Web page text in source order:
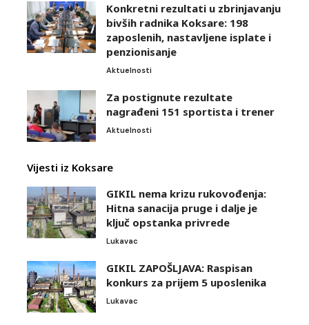
Konkretni rezultati u zbrinjavanju
bivših radnika Koksare: 198
zaposlenih, nastavljene isplate i
penzionisanje
Aktuelnosti
Za postignute rezultate
nagrađeni 151 sportista i trener
Aktuelnosti
Vijesti iz Koksare
GIKIL nema krizu rukovođenja:
Hitna sanacija pruge i dalje je
ključ opstanka privrede
Lukavac
GIKIL ZAPOŠLJAVA: Raspisan
konkurs za prijem 5 uposlenika
Lukavac